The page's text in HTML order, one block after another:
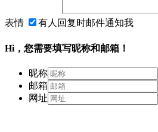
表情 有人回复时邮件通知我
Hi，您需要填写昵称和邮箱！
昵称
邮箱
网址